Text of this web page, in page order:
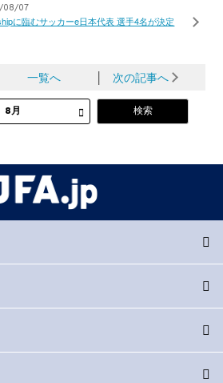
08/07
に臨むサッカーe日本代表 選手4名が決定
一覧へ │ 次の記事へ